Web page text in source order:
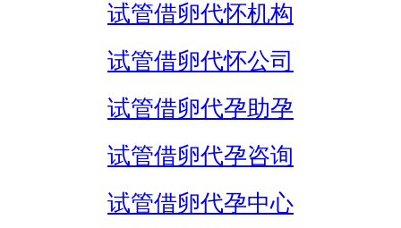
试管借卵代怀机构
试管借卵代怀公司
试管借卵代孕助孕
试管借卵代孕咨询
试管借卵代孕中心